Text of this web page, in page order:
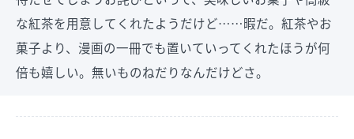
な紅茶を用意してくれたようだけど……暇だ。紅茶やお
菓子より、漫画の一冊でも置いていってくれたほうが何
倍も嬉しい。無いものねだりなんだけどさ。